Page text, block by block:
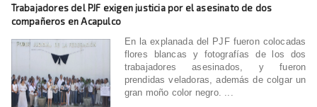
Trabajadores del PJF exigen justicia por el asesinato de dos
compañeros en Acapulco
En la explanada del PJF fueron colocadas
flores blancas y fotografías de los dos
trabajadores asesinados, y fueron
prendidas veladoras, además de colgar un
gran moño color negro. ...